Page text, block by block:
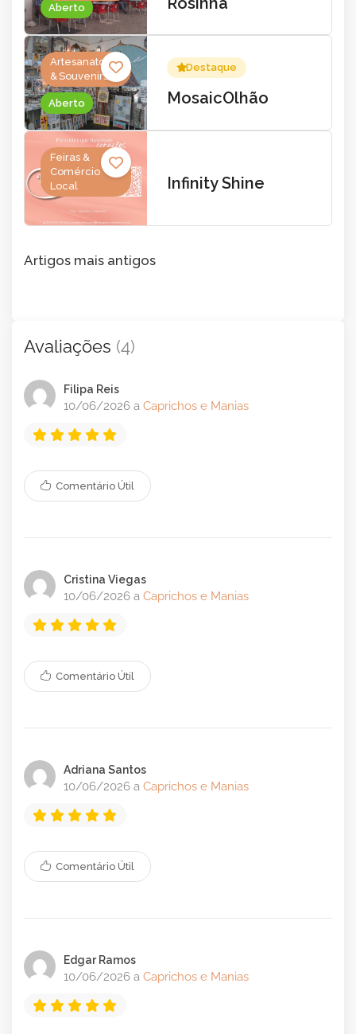
Aberto
Aberto
Artesanato
& Souvenirs
Destaque
MosaicOlhão
Feiras &
Comércio
Local
Infinity Shine
Navegação
Artigos mais antigos
Avaliações (4)
Filipa Reis
10/06/2026 a Caprichos e Manias
Comentário Útil
Cristina Viegas
10/06/2026 a Caprichos e Manias
Comentário Útil
Adriana Santos
10/06/2026 a Caprichos e Manias
Comentário Útil
Edgar Ramos
10/06/2026 a Caprichos e Manias